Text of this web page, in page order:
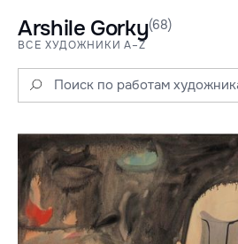
Arshile Gorky(68)
ВСЕ ХУДОЖНИКИ A–Z